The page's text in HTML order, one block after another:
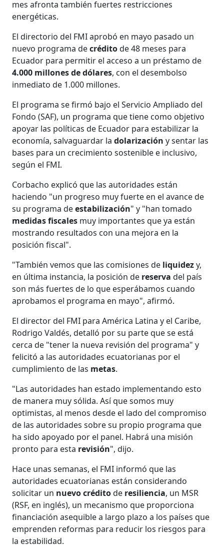
mes afronta también fuertes restricciones
energéticas.
El directorio del FMI aprobó en mayo pasado un
nuevo programa decréditode 48 meses para
Ecuador para permitir el acceso a un préstamo de
4.000 millones de dólares, con el desembolso
inmediato de 1.000 millones.
El programa se firmó bajo el Servicio Ampliado del
Fondo (SAF), un programa que tiene como objetivo
apoyar las políticas de Ecuador para estabilizar la
economía, salvaguardar ladolarización y sentar las
bases para un crecimiento sostenible e inclusivo,
según el FMI.
Corbacho explicó que las autoridades están
haciendo "un progreso muy fuerte en el avance de
su programa deestabilización" y "han tomado
medidasfiscales muy importantes que ya están
mostrando resultados con una mejora en la
posición fiscal".
"También vemos que las comisiones de liquidezy,
en última instancia, la posición de reserva del país
son más fuertes de lo que esperábamos cuando
aprobamos el programa en mayo", afirmó.
El director del FMI para América Latina y el Caribe,
Rodrigo Valdés, detalló por su parte que se está
cerca de "tener la nueva revisión del programa" y
felicitó a las autoridades ecuatorianas por el
cumplimiento de las metas.
"Las autoridades han estado implementando esto
de manera muy sólida. Así que somos muy
optimistas, al menos desde el lado del compromiso
de las autoridades sobre su propio programa que
ha sido apoyado por el panel. Habrá una misión
pronto para esta revisión", dijo.
Hace unas semanas, el FMI informó que las
autoridades ecuatorianas están considerando
solicitar un nuevocréditode resiliencia, un MSR
(RSF, en inglés), un mecanismo que proporciona
financiación asequible a largo plazo a los países que
emprenden reformas para reducir los riesgos para
la estabilidad.